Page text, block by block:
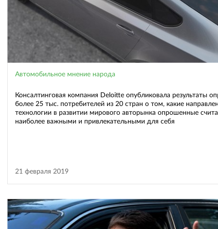
Автомобильное мнение народа
Консалтинговая компания Deloitte опубликовала результаты
более 25 тыс. потребителей из 20 стран о том, какие
технологии в развитии мирового авторынка опрошенные
наиболее важными и привлекательными для себя
21 февраля 2019